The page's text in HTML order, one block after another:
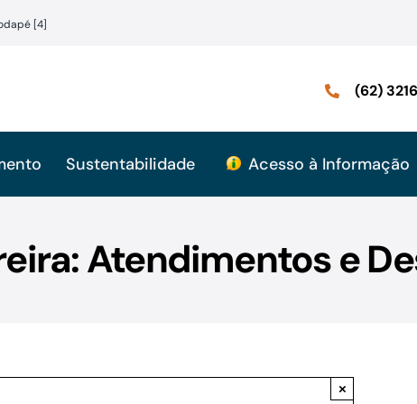
[4]
(62)
Sustentabilidade Acesso à Informação
Atendimentos e
×